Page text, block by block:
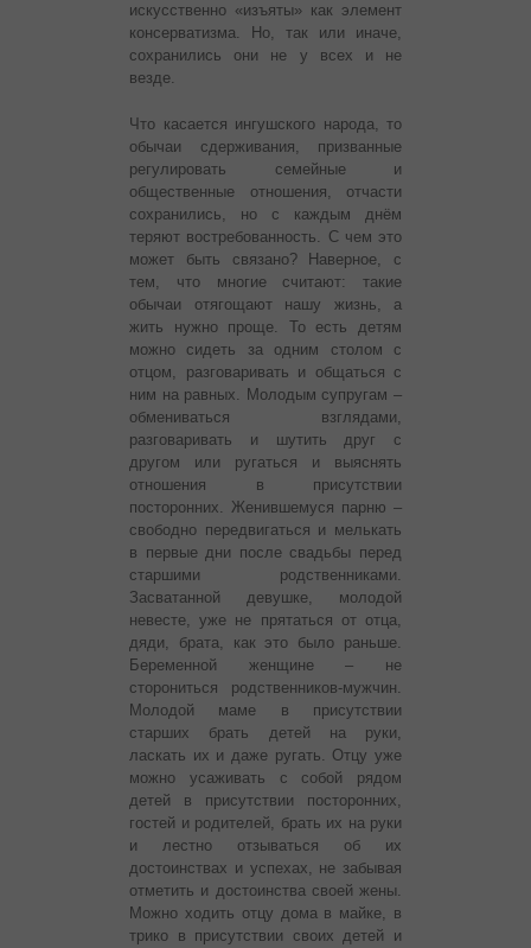
искусственно «изъяты» как элемент
консерватизма. Но, так или иначе,
сохранились они не у всех и не
везде.
Что касается ингушского народа, то
обычаи сдерживания, призванные
регулировать семейные и
общественные отношения, отчасти
сохранились, но с каждым днём
теряют востребованность. С чем это
может быть связано? Наверное, с
тем, что многие считают: такие
обычаи отягощают нашу жизнь, а
жить нужно проще. То есть детям
можно сидеть за одним столом с
отцом, разговаривать и общаться с
ним на равных. Молодым супругам –
обмениваться взглядами,
разговаривать и шутить друг с
другом или ругаться и выяснять
отношения в присутствии
посторонних. Женившемуся парню –
свободно передвигаться и мелькать
в первые дни после свадьбы перед
старшими родственниками.
Засватанной девушке, молодой
невесте, уже не прятаться от отца,
дяди, брата, как это было раньше.
Беременной женщине – не
сторониться родственников-мужчин.
Молодой маме в присутствии
старших брать детей на руки,
ласкать их и даже ругать. Отцу уже
можно усаживать с собой рядом
детей в присутствии посторонних,
гостей и родителей, брать их на руки
и лестно отзываться об их
достоинствах и успехах, не забывая
отметить и достоинства своей жены.
Можно ходить отцу дома в майке, в
трико в присутствии своих детей и